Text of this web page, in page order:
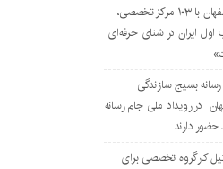
«اصفهان با ۱۰۳ مرکز تخصصی،
ایران در شنای حرفه‌ای
بسیج سازندگی
در رویداد ملی جام رسانه
حضور دارند
کارگروه تخصصی برای